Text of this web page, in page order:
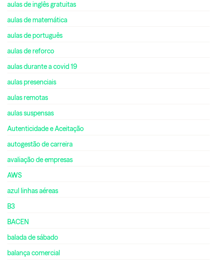
aulas de inglês gratuitas
aulas de matemática
aulas de português
aulas de reforco
aulas durante a covid 19
aulas presenciais
aulas remotas
aulas suspensas
Autenticidade e Aceitação
autogestão de carreira
avaliação de empresas
AWS
azul linhas aéreas
B3
BACEN
balada de sábado
balança comercial